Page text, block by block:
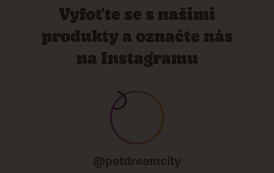
Vyfoťte se s našimi
produkty a označte nás
na Instagramu